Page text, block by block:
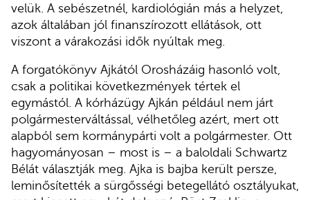
velük. A sebészetnél, kardiológián más a helyzet,
azok általában jól finanszírozott ellátások, ott
viszont a várakozási idők nyúltak meg.
A forgatókönyv Ajkától Orosházáig hasonló volt,
csak a politikai következmények tértek el
egymástól. A kórházügy Ajkán például nem járt
polgármesterváltással, vélhetőleg azért, mert ott
alapból sem kormánypárti volt a polgármester. Ott
hagyományosan – most is – a baloldali Schwartz
Bélát választják meg. Ajka is bajba került persze,
leminősítették a sürgősségi betegellátó osztályukat,